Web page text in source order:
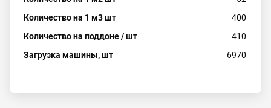
Количество на 1 м3 шт
400
Количество на поддоне / шт
410
Загрузка машины, шт
6970